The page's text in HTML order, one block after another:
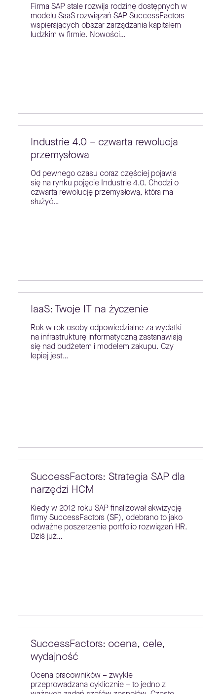
Firma SAP stale rozwija rodzinę dostępnych w
modelu SaaS rozwiązań SAP SuccessFactors
wspierających obszar zarządzania kapitałem
ludzkim w firmie. Nowości…
Industrie 4.0 – czwarta rewolucja
przemysłowa
Od pewnego czasu coraz częściej pojawia
się na rynku pojęcie Industrie 4.0. Chodzi o
czwartą rewolucję przemysłową, która ma
służyć…
IaaS: Twoje IT na życzenie
Rok w rok osoby odpowiedzialne za wydatki
na infrastrukturę informatyczną zastanawiają
się nad budżetem i modelem zakupu. Czy
lepiej jest…
SuccessFactors: Strategia SAP dla
narzędzi HCM
Kiedy w 2012 roku SAP finalizował akwizycję
firmy SuccessFactors (SF), odebrano to jako
odważne poszerzenie portfolio rozwiązań HR.
Dziś już…
SuccessFactors: ocena, cele,
wydajność
Ocena pracowników – zwykle
przeprowadzana cyklicznie – to jedno z